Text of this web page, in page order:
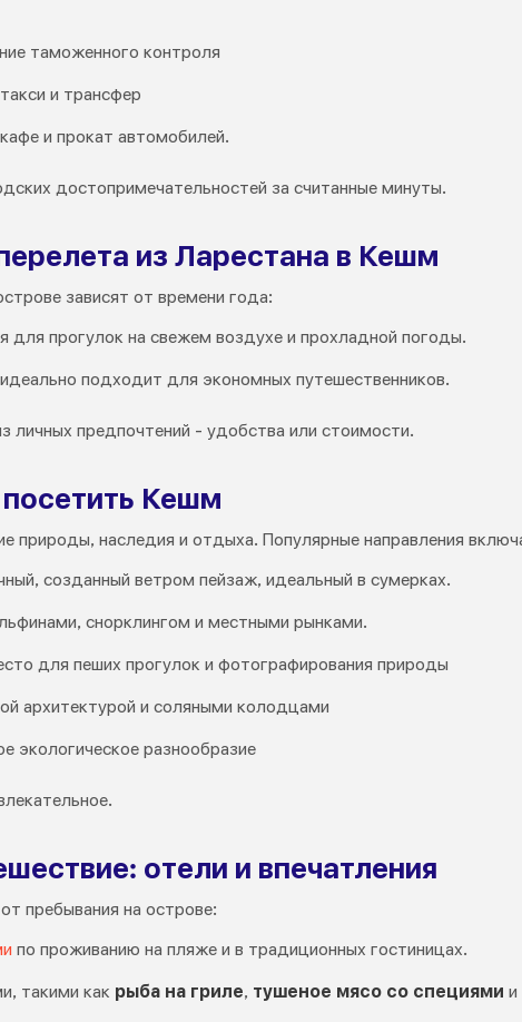
таможенного контроля
и трансфер
и прокат автомобилей.
достопримечательностей за считанные минуты.
из Ларестана в Кешм
зависят от времени года:
для прогулок на свежем воздухе и прохладной погоды.
подходит для экономных путешественников.
личных предпочтений - удобства или стоимости.
Кешм
природы, наследия и отдыха. Популярные направления
созданный ветром пейзаж, идеальный в сумерках.
снорклингом и местными рынками.
для пеших прогулок и фотографирования природы
архитектурой и соляными колодцами
экологическое разнообразие
отели и впечатления
пребывания на острове:
по проживанию на пляже и в традиционных гостиницах.
такими как рыба на гриле, тушеное мясо со специями и